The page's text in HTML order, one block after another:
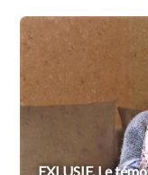
EXLUSIF. Le